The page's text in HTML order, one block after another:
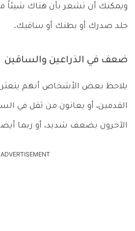
ويمكنك أن تشعر بأن هناك شيئاً
جلد صدرك أو بطنك أو ساقيك.
ضعف في الذراعين والساقين
يلاحظ بعض الأشخاص أنهم
القدمين، أو يعانون من ثقل في
الآخرون بضعف شديد، أو ربما
ADVERTISEMENT